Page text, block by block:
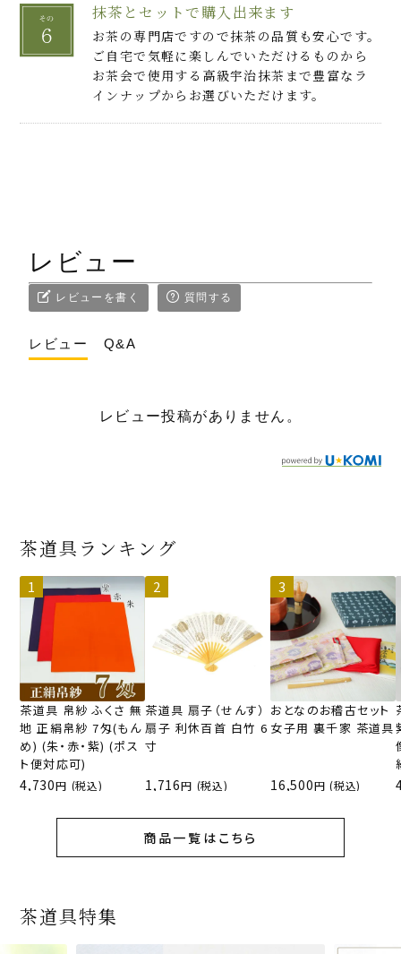
抹茶とセットで購入出来ます
お茶の専門店ですので抹茶の品質も安心です。
ご自宅で気軽に楽しんでいただけるものから
お茶会で使用する高級宇治抹茶まで豊富なラ
インナップからお選びいただけます。
レビュー
レビューを書く 質問する
レビュー Q&A
レビュー投稿がありません。
茶道具ランキング
茶道具 帛紗 ふくさ 無
地 正絹帛紗 7匁(もん
め) (朱・赤・紫) (ポス
ト便対応可)
4,730 (税込)
茶道具 扇子（せんす）
扇子 利休百首 白竹 6
寸
1,716 (税込)
おとなのお稽古セット
女子用 裏千家 茶道具
16,500 (税込)
商品一覧はこちら
茶道具特集